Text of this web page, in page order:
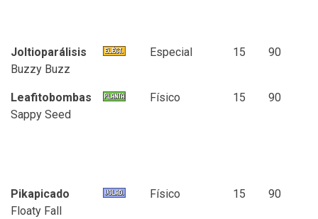
Joltioparálisis
Buzzy Buzz
Especial 15 90
Leafitobombas
Sappy Seed
Físico 15 90
Pikapicado
Floaty Fall
Físico 15 90